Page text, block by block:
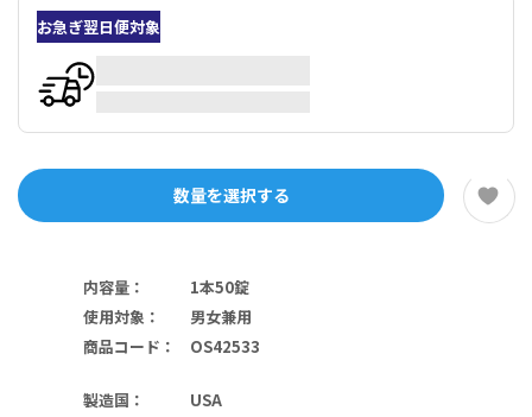
お急ぎ翌日便対象
数量を選択する
内容量 ：
1本50錠
使用対象 ：
男女兼用
商品コード ： OS42533
製造国 ：
USA